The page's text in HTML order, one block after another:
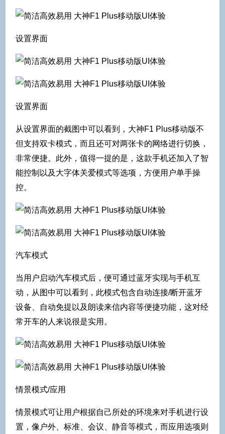
设置界面
设置界面
从设置界面的截图中可以看到，大神F1 Plus移动版不
但支持双卡模式，而且还可对两张卡的网络进行切换，
非常便捷。此外，值得一提的是，这款手机还加入了智
能控制以及大字体关爱模式等选项，方便用户单手操
控。
汽车模式
当用户启动汽车模式后，便可通过蓝牙实现与手机互
动，从图中可以看到，此模式包含自动连接/断开蓝牙
设备、自动免提以及朗读来信内容等便捷功能，这对经
常开车的人来说很是实用。
情景模式/应用
情景模式可让用户根据自己所处的环境来对手机进行设
置，像户外、标准、会议、静音等模式，而应用选项则